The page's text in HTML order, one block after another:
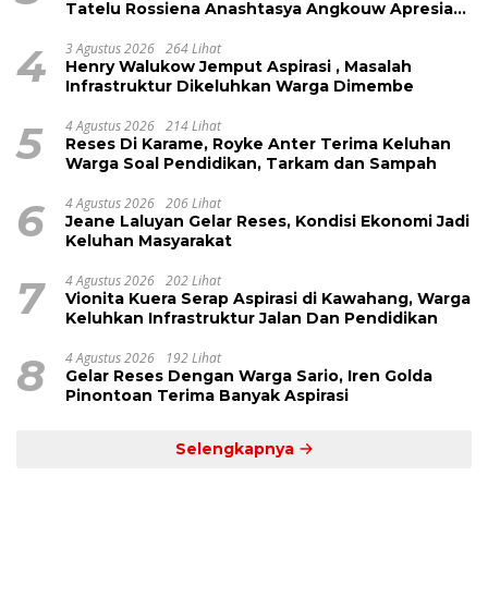
Tatelu Rossiena Anashtasya Angkouw Apresiasi
4 3 Agustus 2026 264 Lihat
Henry Walukow Jemput Aspirasi , Masalah
Infrastruktur Dikeluhkan Warga Dimembe
5 4 Agustus 2026 214 Lihat
Reses Di Karame, Royke Anter Terima Keluhan
Warga Soal Pendidikan, Tarkam dan Sampah
6 4 Agustus 2026 206 Lihat
Jeane Laluyan Gelar Reses, Kondisi Ekonomi Jadi
Keluhan Masyarakat
7 4 Agustus 2026 202 Lihat
Vionita Kuera Serap Aspirasi di Kawahang, Warga
Keluhkan Infrastruktur Jalan Dan Pendidikan
8 4 Agustus 2026 192 Lihat
Gelar Reses Dengan Warga Sario, Iren Golda
Pinontoan Terima Banyak Aspirasi
Selengkapnya